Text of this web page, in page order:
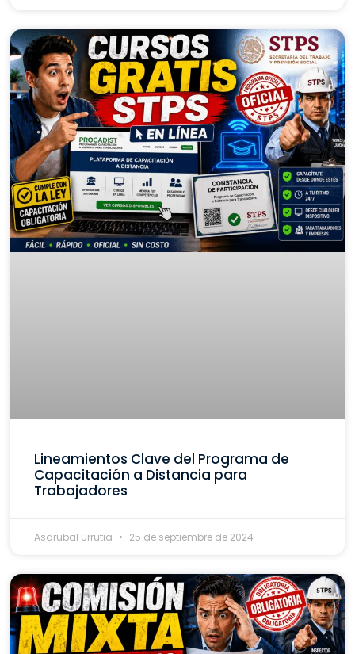
Lineamientos Clave del Programa de
Capacitación a Distancia para
Trabajadores
Asdrubal Urrutia 25 de septiembre de 2024